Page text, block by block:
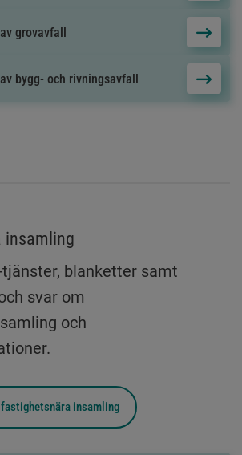
grovavfall
bygg- och rivningsavfall
insamling
blanketter samt
svar om
och
fastighetsnära insamling